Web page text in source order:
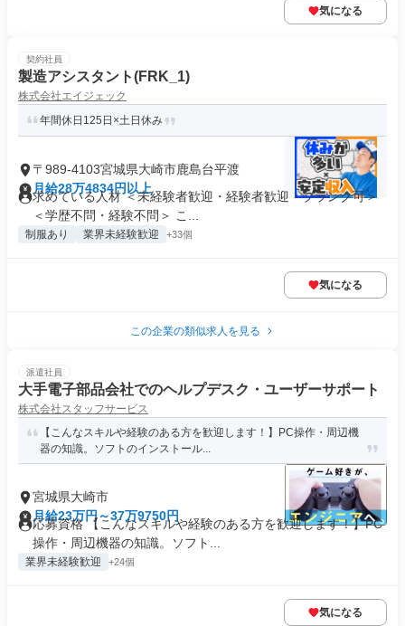
気になる
契約社員
製造アシスタント(FRK_1)
株式会社エイジェック
年間休日125日×土日休み
〒989-4103宮城県大崎市鹿島台平渡
月給28万4834円以上
求めている人材 ＜未経験者歓迎・経験者歓迎・ブランク可＞
＜学歴不問・経験不問＞ こ...
制服あり 業界未経験歓迎 +33個
気になる
この企業の類似求人を見る
派遣社員
大手電子部品会社でのヘルプデスク・ユーザーサポート
株式会社スタッフサービス
【こんなスキルや経験のある方を歓迎します！】PC操作・周辺機
器の知識。ソフトのインストール...
宮城県大崎市
月給23万円～37万9750円
応募資格 【こんなスキルや経験のある方を歓迎します！】PC
操作・周辺機器の知識。ソフト...
業界未経験歓迎 +24個
気になる